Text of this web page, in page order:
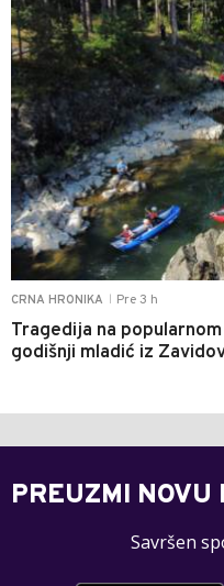
CRNA HRONIKA Pre 3 h
Tragedija na
godišnji mladić iz
PREUZMI
Savršen